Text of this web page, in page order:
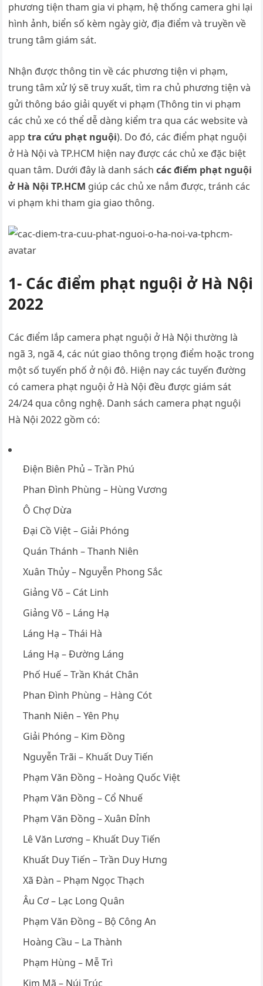
phương tiện tham gia vi phạm, hệ thống camera ghi lại
hình ảnh, biển số kèm ngày giờ, địa điểm và truyền về
trung tâm giám sát.
Nhận được thông tin về các phương tiện vi phạm,
trung tâm xử lý sẽ truy xuất, tìm ra chủ phương tiện và
gửi thông báo giải quyết vi phạm (Thông tin vi phạm
các chủ xe có thể dễ dàng kiểm tra qua các website và
apptra cứu phạt nguội). Do đó, các điểm phạt nguội
ở Hà Nội và TP.HCM hiện nay được các chủ xe đặc biệt
quan tâm. Dưới đây là danh sáchcác điểm phạt nguội
ở Hà Nội TP.HCM giúp các chủ xe nắm được, tránh các
vi phạm khi tham gia giao thông.
1- Các điểm phạt nguội ở Hà Nội
2022
Các điểm lắp camera phạt nguội ở Hà Nội thường là
ngã 3, ngã 4, các nút giao thông trọng điểm hoặc trong
một số tuyến phố ở nội đô. Hiện nay các tuyến đường
có camera phạt nguội ở Hà Nội đều được giám sát
24/24 qua công nghệ. Danh sách camera phạt nguội
Hà Nội 2022 gồm có:
Điện Biên Phủ – Trần Phú
Phan Đình Phùng – Hùng Vương
Ô Chợ Dừa
Đại Cồ Việt – Giải Phóng
Quán Thánh – Thanh Niên
Xuân Thủy – Nguyễn Phong Sắc
Giảng Võ – Cát Linh
Giảng Võ – Láng Hạ
Láng Hạ – Thái Hà
Láng Hạ – Đường Láng
Phố Huế – Trần Khát Chân
Phan Đình Phùng – Hàng Cót
Thanh Niên – Yên Phụ
Giải Phóng – Kim Đồng
Nguyễn Trãi – Khuất Duy Tiến
Phạm Văn Đồng – Hoàng Quốc Việt
Phạm Văn Đồng – Cổ Nhuế
Phạm Văn Đồng – Xuân Đỉnh
Lê Văn Lương – Khuất Duy Tiến
Khuất Duy Tiến – Trần Duy Hưng
Xã Đàn – Phạm Ngọc Thạch
Âu Cơ – Lạc Long Quân
Phạm Văn Đồng – Bộ Công An
Hoàng Cầu – La Thành
Phạm Hùng – Mễ Trì
Kim Mã – Núi Trúc